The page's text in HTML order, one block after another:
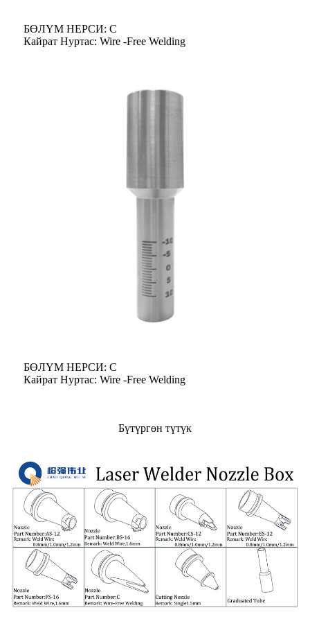
БӨЛҮМ НЕРСИ: С
Кайрат Нуртас: Wire -Free Welding
БӨЛҮМ НЕРСИ: С
Кайрат Нуртас: Wire -Free Welding
Бүтүргөн түтүк